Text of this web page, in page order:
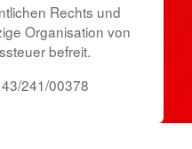
Rechts und
Organisation von
befreit.
241/00378